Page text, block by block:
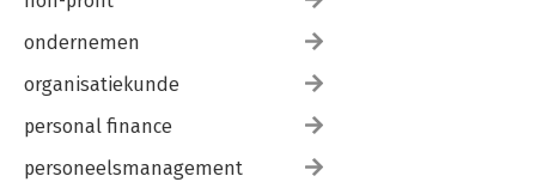
ondernemen
organisatiekunde
personal finance
personeelsmanagement